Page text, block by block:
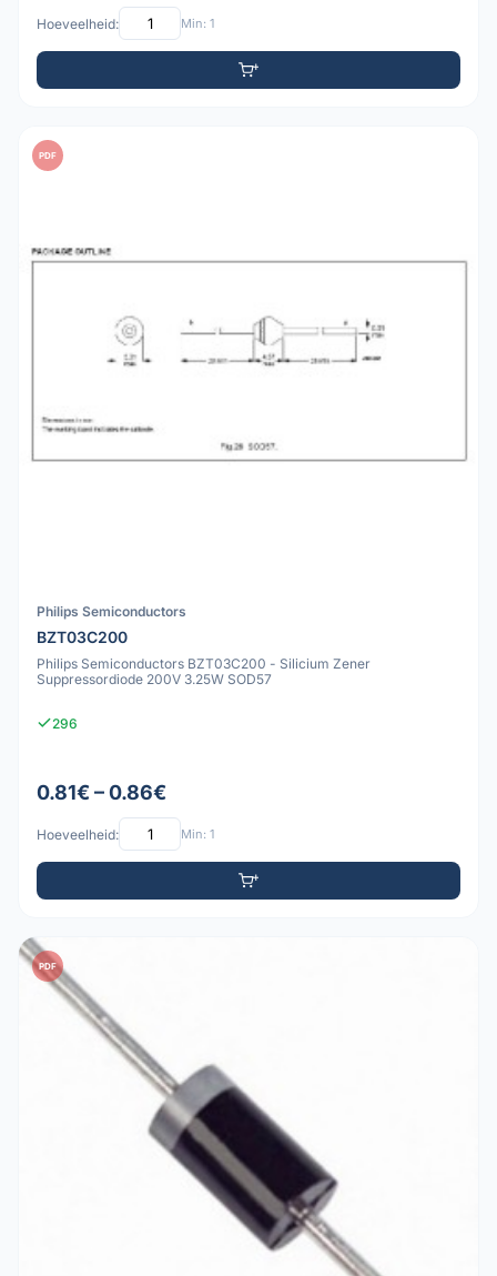
Hoeveelheid: Min: 1
PDF
Philips Semiconductors
BZT03C200
Philips Semiconductors BZT03C200 - Silicium Zener
Suppressordiode 200V 3.25W SOD57
296
0.81€ – 0.86€
Hoeveelheid: Min: 1
PDF